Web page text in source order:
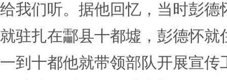
给我们听。据他回忆，当时彭德
就驻扎在酃县十都墟，彭德怀就
一到十都他就带领部队开展宣传